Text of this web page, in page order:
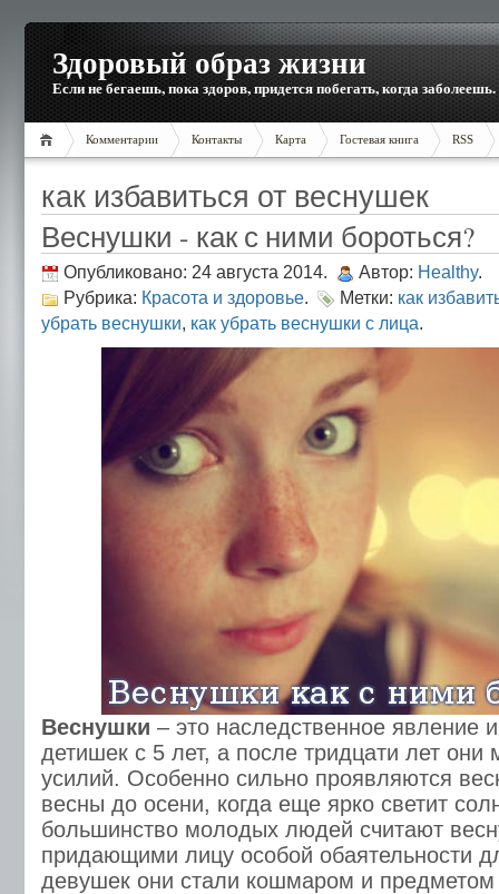
Здоровый образ жизни
Если не бегаешь, пока здоров, придется побегать, когда заболеешь.
Комментарии Контакты Карта Гостевая книга RSS
как избавиться от веснушек
Веснушки - как с ними бороться?
Опубликовано: 24 августа 2014. Автор: Healthy.
Рубрика: Красота и здоровье. Метки: как
убрать веснушки, как убрать веснушки с лица.
Веснушки – это наследственное явление
детишек с 5 лет, а после тридцати лет они
усилий. Особенно сильно проявляются
весны до осени, когда еще ярко светит
большинство молодых людей считают
придающими лицу особой обаятельности
девушек они стали кошмаром и предметом